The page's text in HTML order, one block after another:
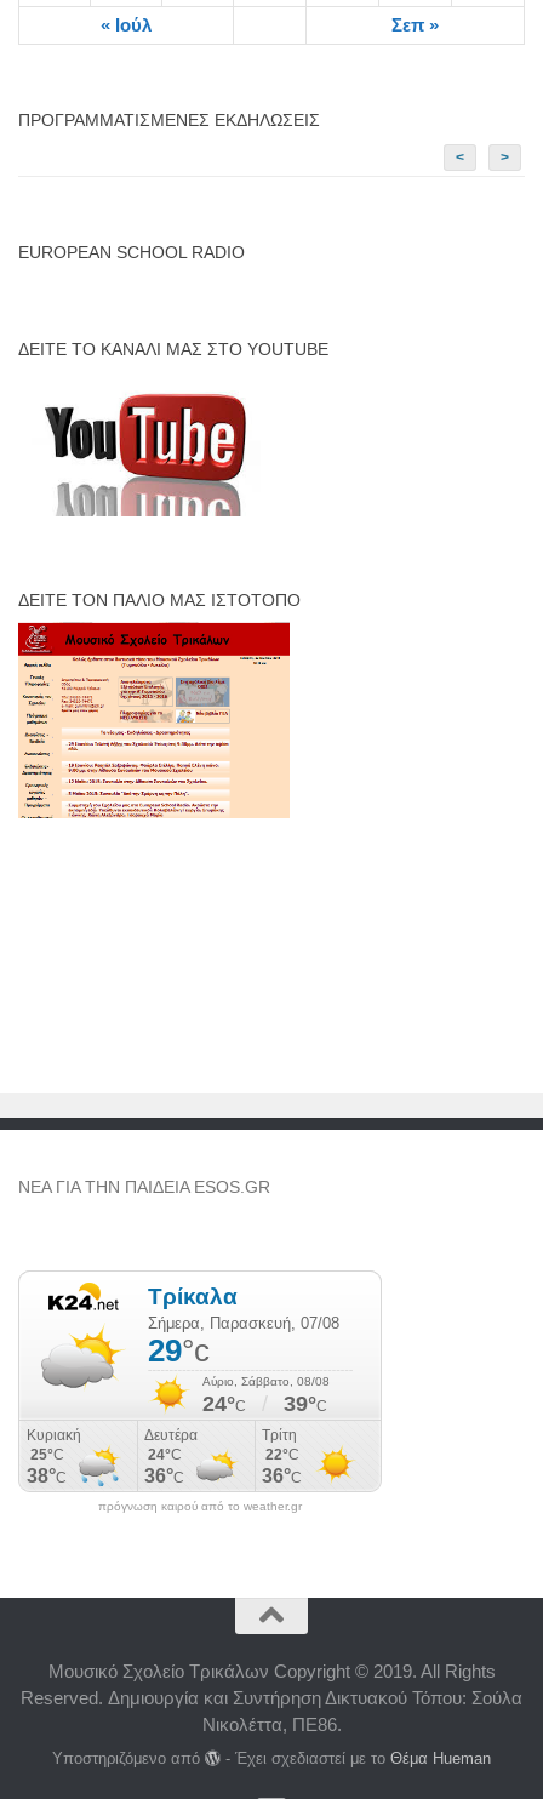
« Ιούλ
Σεπ »
ΠΡΟΓΡΑΜΜΑΤΙΣΜΈΝΕΣ ΕΚΔΗΛΏΣΕΙΣ
< >
EUROPEAN SCHOOL RADIO
ΔΕΊΤΕ ΤΟ ΚΑΝΆΛΙ ΜΑΣ ΣΤΟ YOUTUBE
ΔΕΊΤΕ ΤΟΝ ΠΑΛΙΌ ΜΑΣ ΙΣΤΌΤΟΠΟ
NEA ΓΙΑ ΤΗΝ ΠΑΙΔΕΙΑ ESOS.GR
πρόγνωση καιρού από το weather.gr
Μουσικό Σχολείο Τρικάλων Copyright © 2019. All Rights
Reserved. Δημιουργία και Συντήρηση Δικτυακού Τόπου: Σούλα
Νικολέττα, ΠΕ86.
Υποστηριζόμενο από - Έχει σχεδιαστεί με τοΘέμα Ηueman